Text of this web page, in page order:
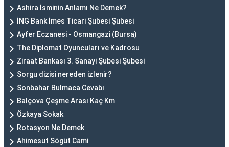
Ashira İsminin Anlamı Ne Demek?
İNG Bank İmes Ticari Şubesi Şubesi
Ayfer Eczanesi - Osmangazi (Bursa)
The Diplomat Oyuncuları ve Kadrosu
Ziraat Bankası 3. Sanayi Şubesi Şubesi
Sorgu dizisi nereden izlenir?
Sonbahar Bulmaca Cevabı
Balçova Çeşme Arası Kaç Km
Özkaya Sokak
Rotasyon Ne Demek
Ahimesut Sögüt Cami